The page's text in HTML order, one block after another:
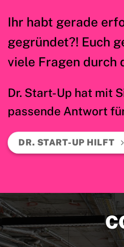
Ihr habt gerade
gegründet?! Euch
viele Fragen durch
Dr. Start-Up hat mit
passende Antwort
DR. START-UP HILFT